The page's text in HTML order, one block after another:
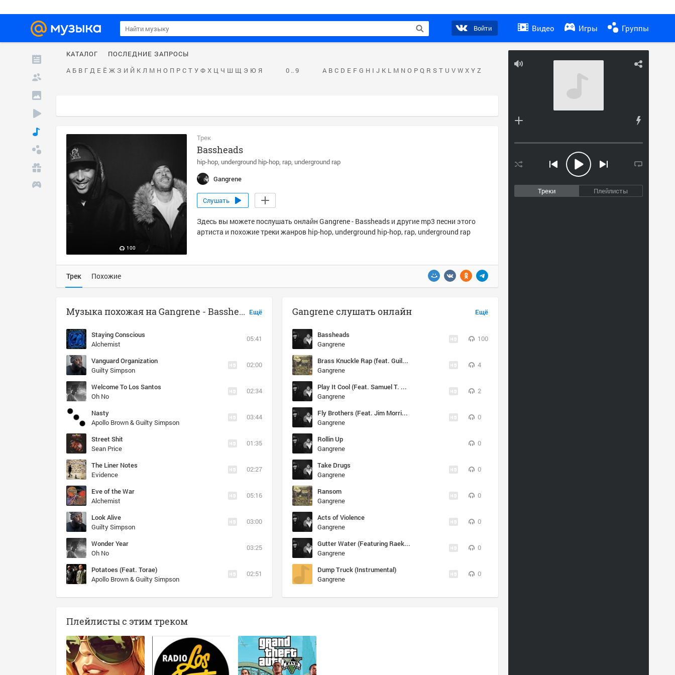
Войти Видео Игры Группы
Треки Плейлисты
КАТАЛОГ
ПОСЛЕДНИЕ ЗАПРОСЫ
А Б В Г Д Е Ё Ж З И Й К Л М Н О П Р С Т У Ф Х Ц Ч Ш Щ Э Ю Я 0 .. 9 A B C D E F G H I J K L M N O P Q R S T U V W X Y Z
100
Трек
Bassheads
hip-hop underground hip-hop rap underground rap
Gangrene
Слушать
Здесь вы можете послушать онлайн Gangrene - Bassheads и другие mp3 песни этого
артиста и похожие треки жанров hip-hop, underground hip-hop, rap, underground rap
Трек Похожие
Ещё
Музыка похожая на Gangrene - Bassheads
Staying Conscious
Alchemist
05:41
Vanguard Organization
Guilty Simpson
02:00
Welcome To Los Santos
Oh No
02:34
Nasty
Apollo Brown & Guilty Simpson
03:44
Street Shit
Sean Price
01:35
The Liner Notes
Evidence
02:27
Eve of the War
Alchemist
05:16
Look Alive
Guilty Simpson
03:00
Wonder Year
Oh No
03:25
Potatoes (Feat. Torae)
Apollo Brown & Guilty Simpson
02:51
Ещё
Gangrene слушать онлайн
Bassheads
Gangrene
100
Brass Knuckle Rap (feat. Guilty Simpson)
Gangrene
4
Play It Cool (Feat. Samuel T. Herring & Earl Sweatshirt)
Gangrene
2
Fly Brothers (Feat. Jim Morrison)
Gangrene
0
Rollin Up
Gangrene
0
Take Drugs
Gangrene
0
Ransom
Gangrene
0
Acts of Violence
Gangrene
0
Gutter Water (Featuring Raekwon)
Gangrene
0
Dump Truck (Instrumental)
Gangrene
0
Плейлисты с этим треком